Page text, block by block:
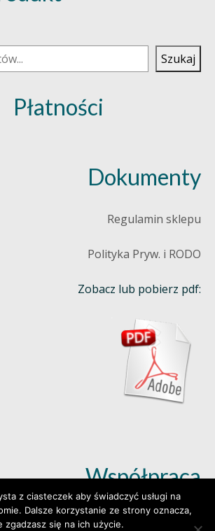
Szukaj
Płatności
Dokumenty
Regulamin sklepu
Polityka Pryw. i RODO
Zobacz lub pobierz pdf:
Współpraca
Dowiedz się więcej (klik)
z ciasteczek aby świadczyć usługi na
Dalsze korzystanie ze strony oznacza,
zgadzasz się na ich użycie.